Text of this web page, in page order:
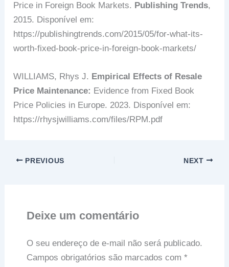
Price in Foreign Book Markets. Publishing Trends,
2015. Disponível em:
https://publishingtrends.com/2015/05/for-what-its-
worth-fixed-book-price-in-foreign-book-markets/
WILLIAMS, Rhys J. Empirical Effects of Resale
Price Maintenance: Evidence from Fixed Book
Price Policies in Europe. 2023. Disponível em:
https://rhysjwilliams.com/files/RPM.pdf
PREVIOUS NEXT
Deixe um comentário
O seu endereço de e-mail não será publicado.
Campos obrigatórios são marcados com *